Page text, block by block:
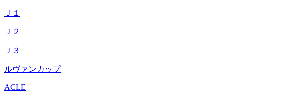
Ｊ１
Ｊ２
Ｊ３
ルヴァンカップ
ACLE